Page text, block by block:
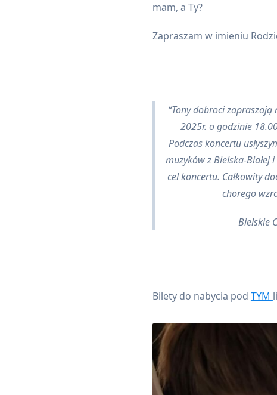
mam, a Ty?
Zapraszam w imieniu
Tony dobroci zapraszają
2025r. o godzinie
Podczas koncertu
muzyków z Bielska-Białej
cel koncertu. Całkowity
chorego
Bielskie
Bilety do nabycia pod TYM